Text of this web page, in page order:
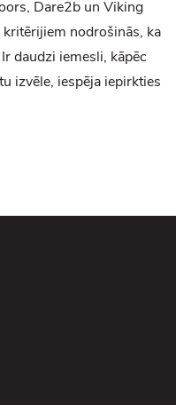
Dare2b un Viking
kritērijiem nodrošinās, ka
daudzi iemesli, kāpēc
izvēle, iespēja iepirkties